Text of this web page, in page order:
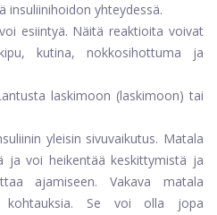
insuliinihoidon yhteydessä.
esiintyä. Näitä reaktioita voivat
kutina, nokkosihottuma ja
laskimoon (laskimoon) tai
yleisin sivuvaikutus. Matala
ja voi heikentää keskittymistä ja
ajamiseen. Vakava matala
kohtauksia. Se voi olla jopa